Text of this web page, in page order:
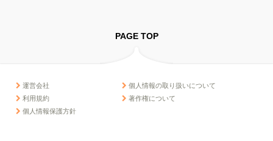
PAGE TOP
運営会社
利用規約
個人情報保護方針
個人情報の取り扱いについて
著作権について